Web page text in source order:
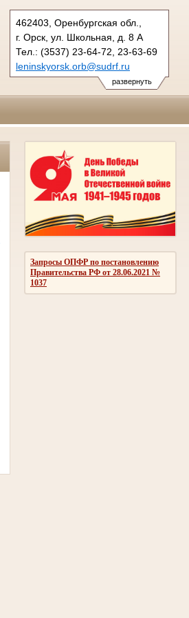
развернуть
462403, Оренбургская обл.,
г. Орск, ул. Школьная, д. 8 А
Тел.: (3537) 23-64-72, 23-63-69
leninskyorsk.orb@sudrf.ru
Запросы ОПФР по постановлению
Правительства РФ от 28.06.2021 №
1037